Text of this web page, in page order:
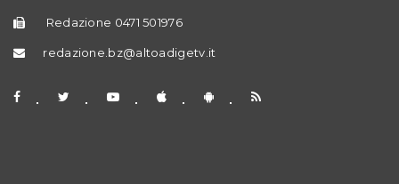
Redazione 0471 501976
redazione.bz@altoadigetv.it